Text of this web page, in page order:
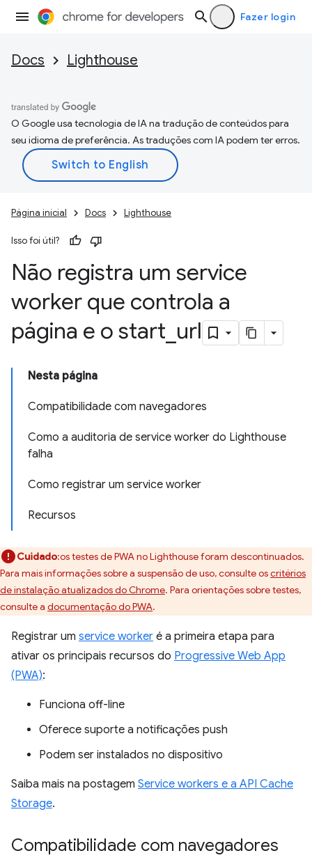
Fazer login
Docs Lighthouse
O Google usa tecnologia de IA na tradução de conteúdos para
seu idioma de preferência. As traduções com IA podem ter erros.
Página inicial Docs Lighthouse
Isso foi útil?
Não registra um service
worker que controla a
página e o start url
Nesta página
Compatibilidade com navegadores
Como a auditoria de service worker do Lighthouse
falha
Como registrar um service worker
Recursos
Cuidado:os testes de PWA no Lighthouse foram descontinuados.
Para mais informações sobre a suspensão de uso, consulte oscritérios
de instalação atualizados do Chrome. Para orientações sobre testes,
consulte a documentação do PWA.
Registrar um service worker é a primeira etapa para
ativar os principais recursos do Progressive Web App
(PWA):
Funciona off-line
Oferece suporte a notificações push
Podem ser instalados no dispositivo
Saiba mais na postagem Service workers e a API Cache
Storage.
Compatibilidade com navegadores